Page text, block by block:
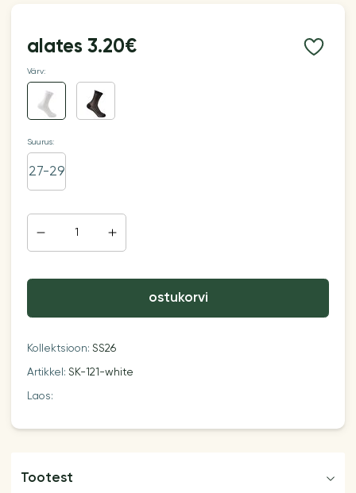
alates3.20€
Värv:
Suurus:
27-29
ostukorvi
Kollektsioon:SS26
Artikkel:SK-121-white
Laos:
Tootest